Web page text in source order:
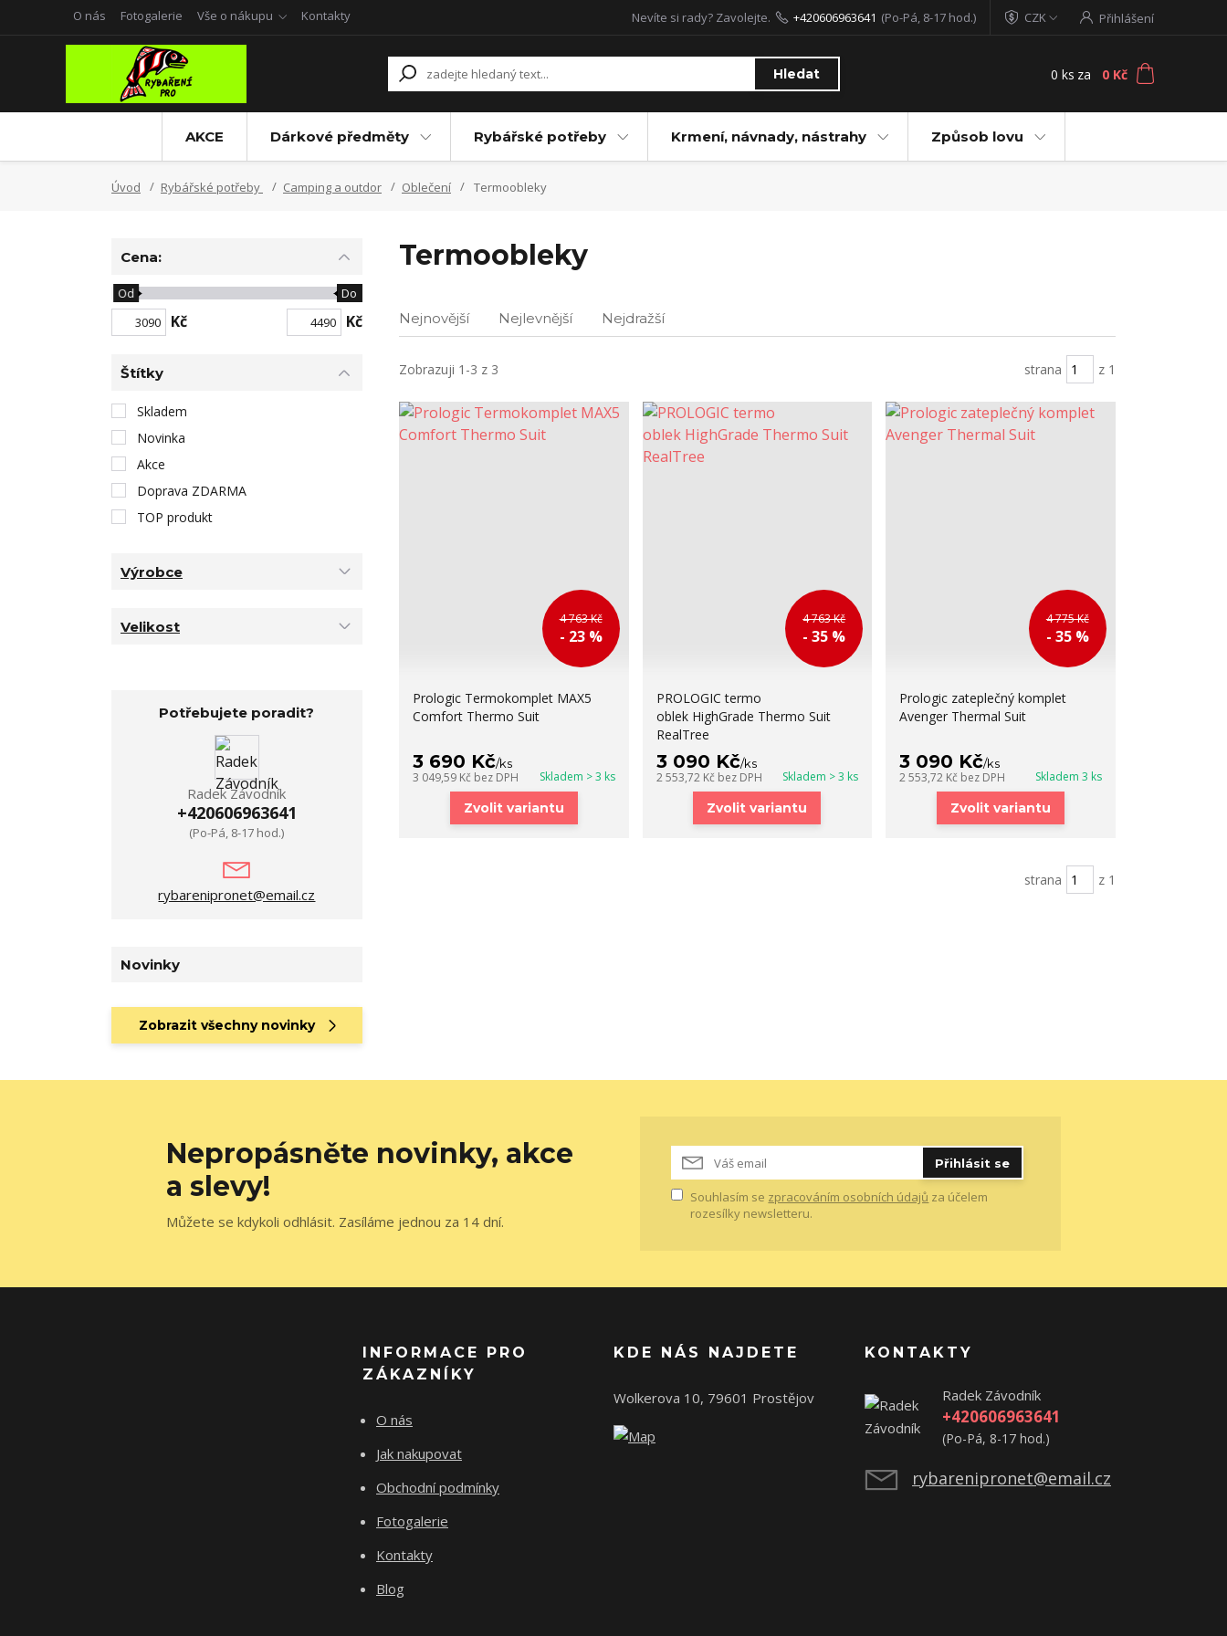
O nás Fotogalerie Vše o nákupu Kontakty CZK Přihlášení
Hledat
Nevíte si rady? Zavolejte. +420606963641 (Po-Pá, 8-17 hod.)
0 ks za 0 Kč
AKCE Dárkové předměty Rybářské potřeby Krmení, návnady, nástrahy Způsob lovu
Úvod Rybářské potřeby Camping a outdor Oblečení Termoobleky
Termoobleky
Nejnovější Nejlevnější Nejdražší
Zobrazuji 1-3 z 3 strana z 1
4 763 Kč
- 23 %
Prologic Termokomplet MAX5
Comfort Thermo Suit
3 690 Kč/ks
3 049,59 Kč bez DPH Skladem > 3 ks
Zvolit variantu
4 763 Kč
- 35 %
PROLOGIC termo
oblek HighGrade Thermo Suit
RealTree
3 090 Kč/ks
2 553,72 Kč bez DPH Skladem > 3 ks
Zvolit variantu
4 775 Kč
- 35 %
Prologic zateplečný komplet
Avenger Thermal Suit
3 090 Kč/ks
2 553,72 Kč bez DPH Skladem 3 ks
Zvolit variantu
strana z 1
Cena:
Kč
Od Do
Kč
Štítky
Skladem
Novinka
Akce
Doprava ZDARMA
TOP produkt
Výrobce
Velikost
Potřebujete poradit?
Radek Závodník
+420606963641
(Po-Pá, 8-17 hod.)
rybarenipronet@email.cz
Novinky
Zobrazit všechny novinky
Nepropásněte novinky, akce
a slevy!
Můžete se kdykoli odhlásit. Zasíláme jednou za 14 dní.
Přihlásit se
Souhlasím se zpracováním osobních údajů za účelem
rozesílky newsletteru.
INFORMACE PRO
ZÁKAZNÍKY
O nás
Jak nakupovat
Obchodní podmínky
Fotogalerie
Kontakty
Blog
KDE NÁS NAJDETE
Wolkerova 10, 79601 Prostějov
KONTAKTY
Radek Závodník
+420606963641
(Po-Pá, 8-17 hod.)
rybarenipronet@email.cz